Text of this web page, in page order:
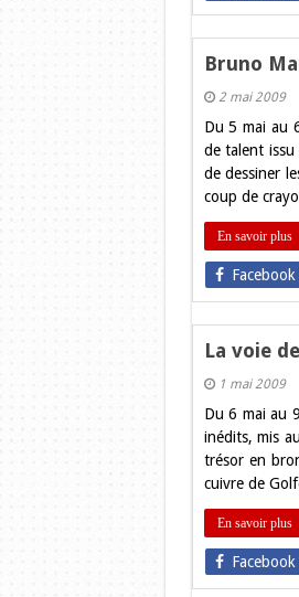
Bruno
2 mai 2009
Du 5 mai au
de talent
de dessiner
coup de
En savoir plus
Facebook
La voie
1 mai 2009
Du 6 mai au
inédits, mis
trésor en
cuivre de
En savoir plus
Facebook